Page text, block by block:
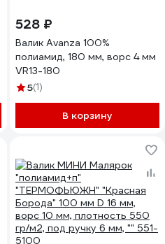
528 ₽
Валик Avanza 100%
полиамид, 180 мм, ворс 4 мм
VR13-180
5(1)
В корзину